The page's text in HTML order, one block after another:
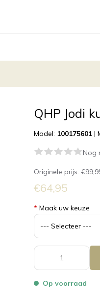
QHP Jodi
Model: 100175601 |
Nog
Originele prijs:
€64,95
* Maak uw keuze
Op voorraad